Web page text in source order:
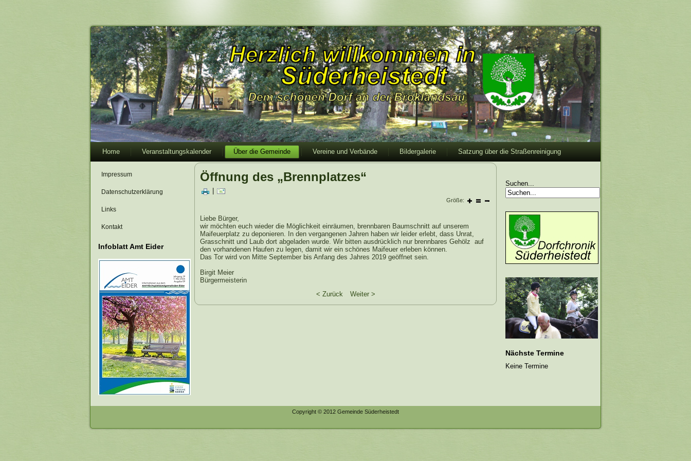
Home Veranstaltungskalender Über die Gemeinde Vereine und Verbände Bildergalerie Satzung über die Straßenreinigung
Impressum
Datenschutzerklärung
Links
Kontakt
Infoblatt Amt Eider
Öffnung des „Brennplatzes“
Größe:
Liebe Bürger,
wir möchten euch wieder die Möglichkeit einräumen, brennbaren Baumschnitt auf unserem
Maifeuerplatz zu deponieren. In den vergangenen Jahren haben wir leider erlebt, dass Unrat,
Grasschnitt und Laub dort abgeladen wurde. Wir bitten ausdrücklich nur brennbares Gehölz auf
den vorhandenen Haufen zu legen, damit wir ein schönes Maifeuer erleben können.
Das Tor wird von Mitte September bis Anfang des Jahres 2019 geöffnet sein.
Birgit Meier
Bürgermeisterin
< Zurück
Weiter >
Suchen...
Nächste Termine
Keine Termine
Copyright © 2012 Gemeinde Süderheistedt